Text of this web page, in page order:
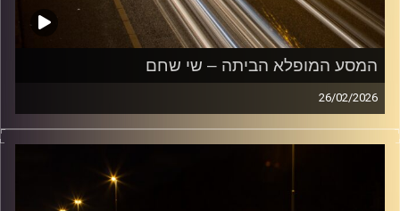
המסע המופלא הביתה – שי שחם
26/02/2026
מוזיקה שתלווה אותנו אחרי יום עבודה ארוך ותחזיר אותנו
הביתה בשלום עם שי שחם
קרדיט תמונות: